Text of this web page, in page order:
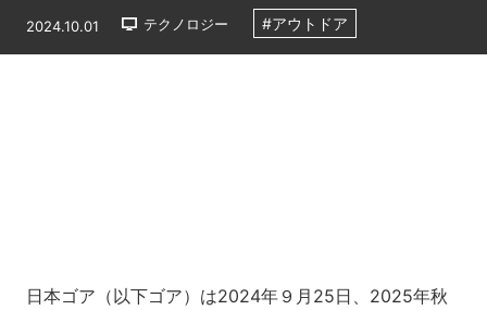
2024.10.01 テクノロジー #アウトドア
日本ゴア（以下ゴア）は2024年９月25日、2025年秋